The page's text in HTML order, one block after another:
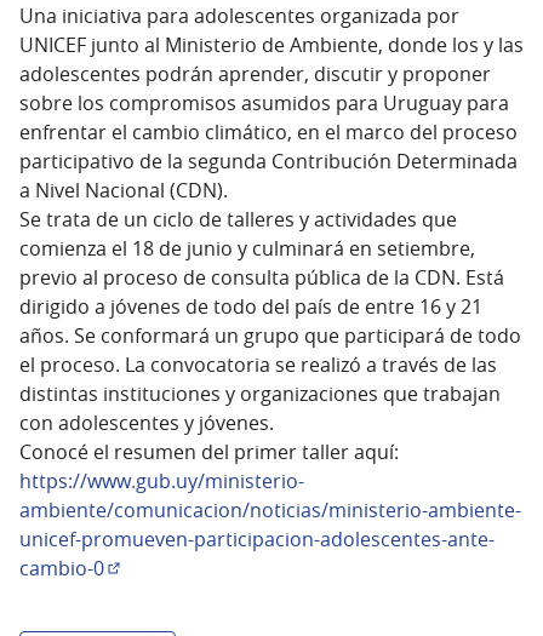
Una iniciativa para adolescentes organizada por
UNICEF junto al Ministerio de Ambiente, donde los y las
adolescentes podrán aprender, discutir y proponer
sobre los compromisos asumidos para Uruguay para
enfrentar el cambio climático, en el marco del proceso
participativo de la segunda Contribución Determinada
a Nivel Nacional (CDN).
Se trata de un ciclo de talleres y actividades que
comienza el 18 de junio y culminará en setiembre,
previo al proceso de consulta pública de la CDN. Está
dirigido a jóvenes de todo del país de entre 16 y 21
años. Se conformará un grupo que participará de todo
el proceso. La convocatoria se realizó a través de las
distintas instituciones y organizaciones que trabajan
con adolescentes y jóvenes.
Conocé el resumen del primer taller aquí:
https://www.gub.uy/ministerio-
ambiente/comunicacion/noticias/ministerio-ambiente-
unicef-promueven-participacion-adolescentes-ante-
cambio-0